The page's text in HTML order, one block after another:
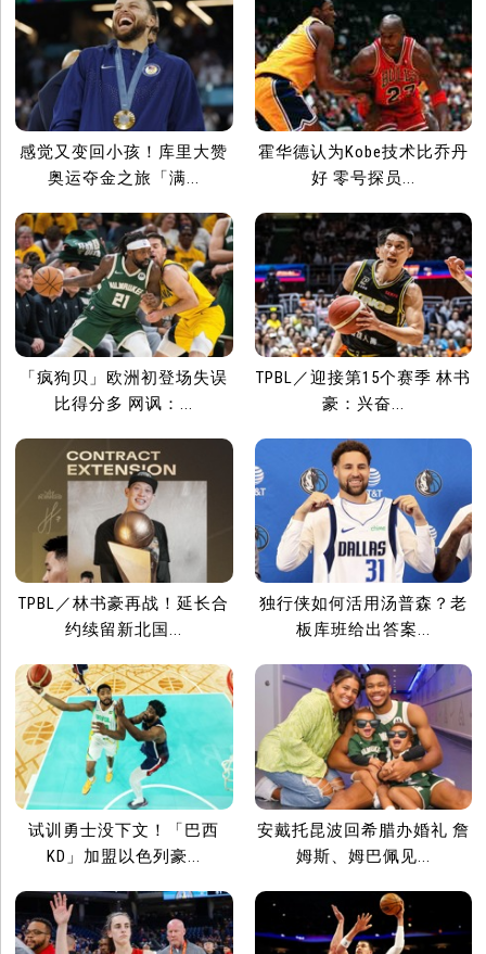
感觉又变回小孩！库里大赞
奥运夺金之旅「满...
霍华德认为Kobe技术比乔丹
好 零号探员...
「疯狗贝」欧洲初登场失误
比得分多 网讽：...
TPBL／迎接第15个赛季 林书
豪：兴奋...
TPBL／林书豪再战！延长合
约续留新北国...
独行侠如何活用汤普森？老
板库班给出答案...
试训勇士没下文！「巴西
KD」加盟以色列豪...
安戴托昆波回希腊办婚礼 詹
姆斯、姆巴佩见...